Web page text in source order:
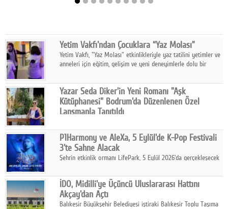
Facebook
Diziler
Karikatür
Youtube
Polemik
Reklam
Yazarlar
Künye
Yetim Vakfı'ndan Çocuklara “Yaz Molası”
Yetim Vakfı, "Yaz Molası" etkinlikleriyle yaz tatilini yetimler ve
anneleri için eğitim, gelişim ve yeni deneyimlerle dolu bir
Yazar Seda Diker'in Yeni Romanı "Aşk
Kütüphanesi" Bodrum'da Düzenlenen Özel
Lansmanla Tanıtıldı
Diker'in 13. kitabı “Aşk Kütüphanesi” 6 Ağustos'ta Casa dell'Arte
Bodrum'da düzenlenen özel lansmanla okurlarıyla buluştu.
P1Harmony ve AleXa, 5 Eylül'de K-Pop Festivali
3'te Sahne Alacak
Şehrin etkinlik ormanı LifePark, 5 Eylül 2026'da gerçekleşecek
haritasında önemli bir destinasyon haline getirmeye
hazırlanıyor.
İDO, Midilli'ye Üçüncü Uluslararası Hattını
Akçay'dan Açtı
Balıkesir Büyükşehir Belediyesi iştiraki Balıkesir Toplu Taşıma